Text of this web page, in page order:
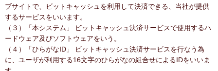
ブサイトで、ビットキャッシュを利用して決済できる、当社が提供
するサービスをいいます。
（３）「本システム」 ビットキャッシュ決済サービスで使用するハ
ードウェア及びソフトウェアをいう。
（４）「ひらがなID」 ビットキャッシュ決済サービスを行なう為
に、ユーザが利用する16文字のひらがなの組合せによるIDをいいま